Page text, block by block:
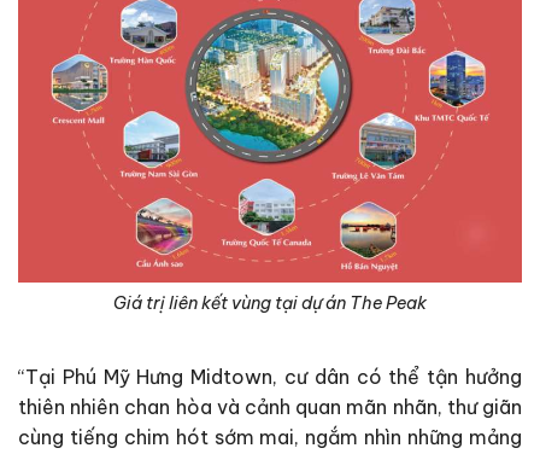
Giá trị liên kết vùng tại dự án The Peak
“Tại Phú Mỹ Hưng Midtown, cư dân có thể tận hưởng
thiên nhiên chan hòa và cảnh quan mãn nhãn, thư giãn
cùng tiếng chim hót sớm mai, ngắm nhìn những mảng